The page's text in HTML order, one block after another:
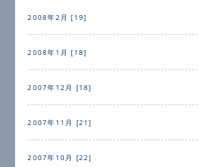
2008年2月 [19]
2008年1月 [18]
2007年12月 [18]
2007年11月 [21]
2007年10月 [22]